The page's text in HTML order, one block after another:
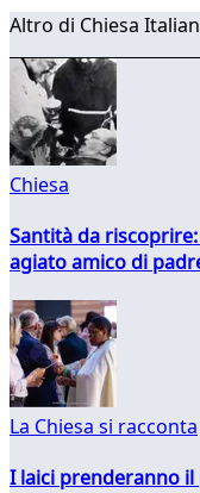
Altro di Chiesa
Chiesa
Santità da
agiato amico di
La Chiesa si racconta
I laici prenderanno il